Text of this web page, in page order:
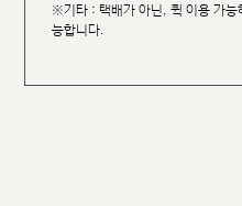
※기타 : 택배가 아닌, 퀵 이용 가능
능합니다.